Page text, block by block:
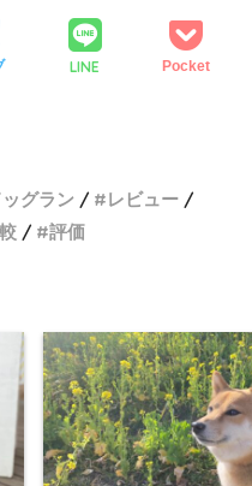
LINE Pocket
ッグラン
レビュー
評価